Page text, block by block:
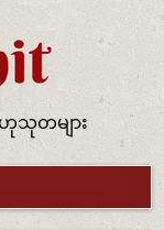
ဟုသုတများ